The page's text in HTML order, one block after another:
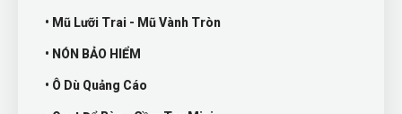
• Mũ Lưỡi Trai - Mũ Vành Tròn
• NÓN BẢO HIỂM
• Ô Dù Quảng Cáo